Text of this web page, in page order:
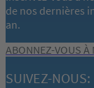
de nos dernières
an.
ABONNEZ-VOUS À
SUIVEZ-NOUS: